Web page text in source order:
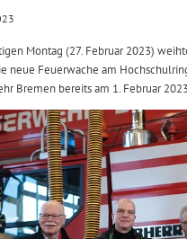
Montag (27. Februar 2023)
neue Feuerwache am
Bremen bereits am 1. Februar